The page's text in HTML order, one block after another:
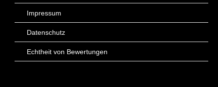
Impressum
Datenschutz
Echtheit von Bewertungen